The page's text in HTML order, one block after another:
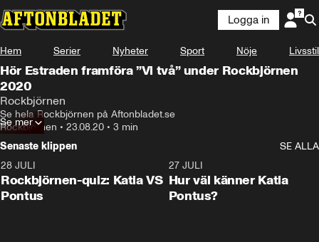
Logga in
Hem Serier Nyheter Sport Nöje Livsstil
Hör Estraden framföra ”Vi två” under Rockbjörnen
2020
Rockbjörnen
Se hela Rockbjörnen på Aftonbladet.se
Rockbjörnen • 23.08.20 • 3 min
Se mer
Senaste klippen
SE ALLA
28 JULI
Rockbjörnen-quiz: Katia VS
Pontus
27 JULI
Hur väl känner Katia
Pontus?